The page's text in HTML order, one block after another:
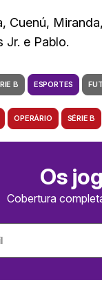
Cuenú,
Jr. e Pablo.
B ESPORTES
OPERÁRIO SÉRIE B
Os
Cobertura